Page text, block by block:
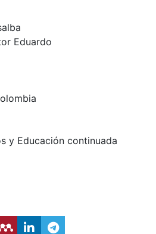
Eduardo
y Educación continuada